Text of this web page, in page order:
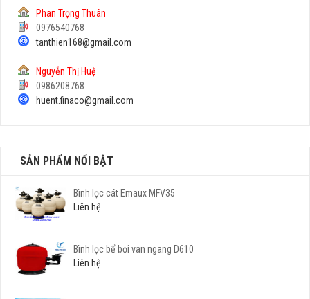
Phan Trọng Thuân
0976540768
tanthien168@gmail.com
Nguyễn Thị Huệ
0986208768
huent.finaco@gmail.com
SẢN PHẨM NỔI BẬT
Bình lọc cát Emaux MFV35
Liên hệ
Bình lọc bể bơi van ngang D610
Liên hệ